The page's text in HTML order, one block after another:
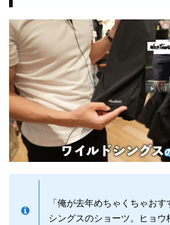
「俺が去年めちゃくちゃお
シングスのショーツ。ヒョウ